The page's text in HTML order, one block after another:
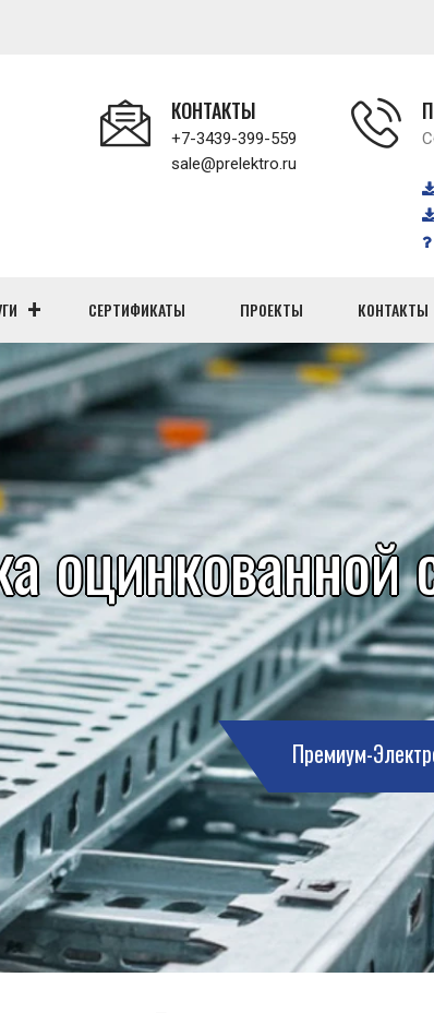
КОНТАКТЫ
+7-3439-399-559
sale@prelektro.ru
СЕРТИФИКАТЫ ПРОЕКТЫ КОНТАКТЫ
оцинкованной
Премиум-